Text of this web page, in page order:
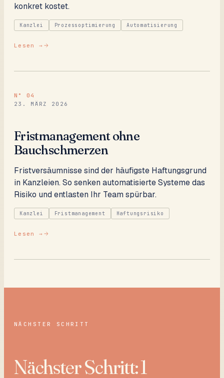
konkret kostet.
Kanzlei Prozessoptimierung Automatisierung
Lesen →
N° 04
23. MÄRZ 2026
Fristmanagement ohne
Bauchschmerzen
Fristversäumnisse sind der häufigste Haftungsgrund
in Kanzleien. So senken automatisierte Systeme das
Risiko und entlasten Ihr Team spürbar.
Kanzlei Fristmanagement Haftungsrisiko
Lesen →
NÄCHSTER SCHRITT
Nächster Schritt: 1